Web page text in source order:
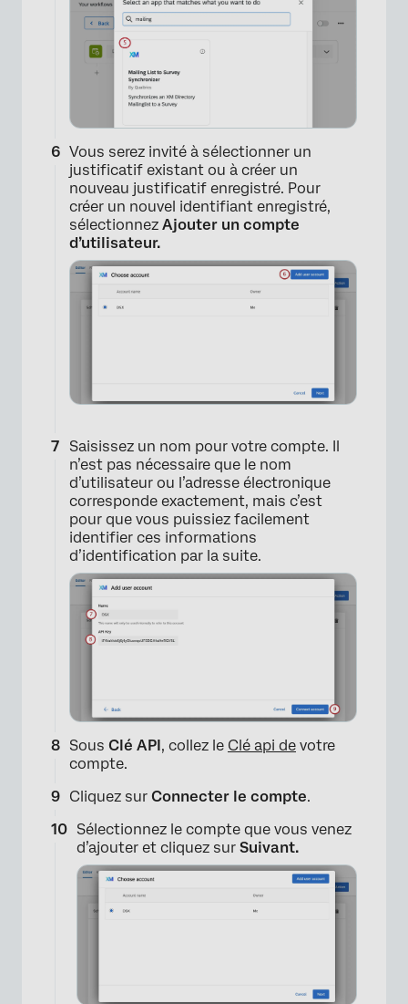
Vous serez invité à sélectionner un
justificatif existant ou à créer un
nouveau justificatif enregistré. Pour
créer un nouvel identifiant enregistré,
sélectionnez Ajouter un compte
d’utilisateur.
Saisissez un nom pour votre compte. Il
n’est pas nécessaire que le nom
d’utilisateur ou l’adresse électronique
corresponde exactement, mais c’est
pour que vous puissiez facilement
identifier ces informations
d’identification par la suite.
Sous Clé API, collez le Clé api de votre
compte.
Cliquez sur Connecter le compte.
Sélectionnez le compte que vous venez
d’ajouter et cliquez sur Suivant.